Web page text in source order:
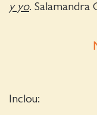
y yo. Salamandra
Inclou: